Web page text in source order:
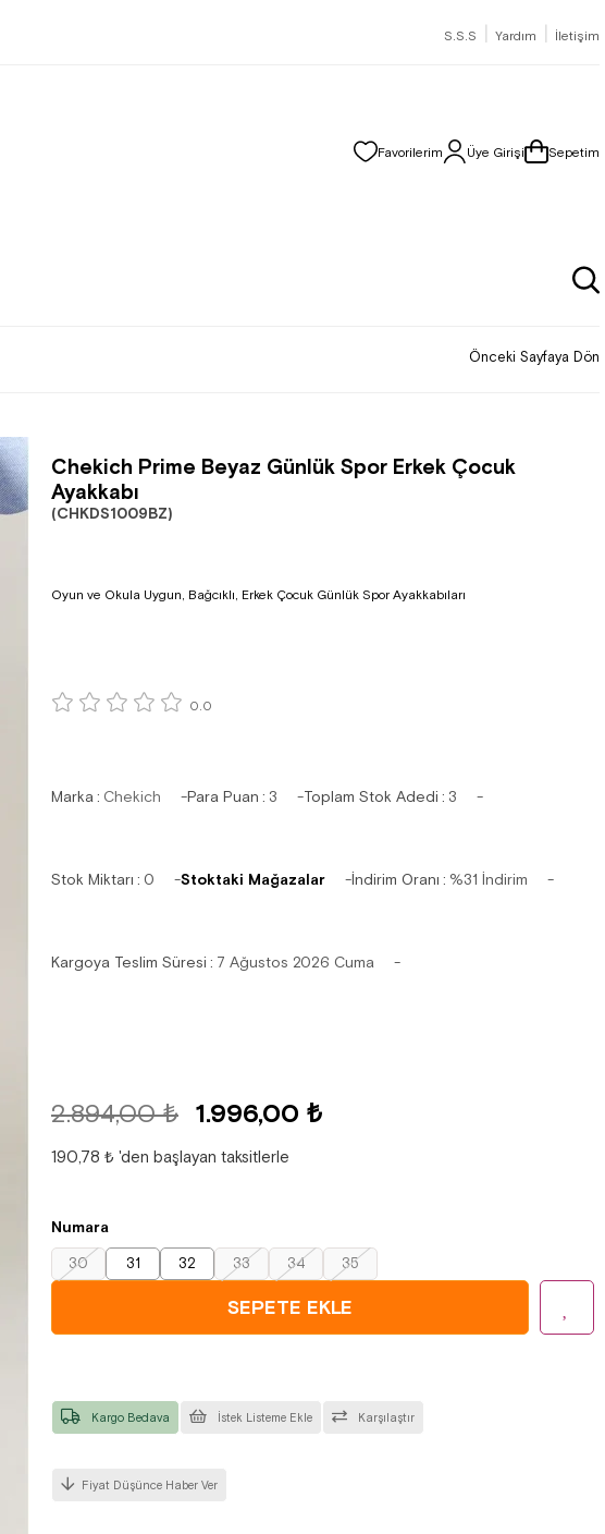
S.S.S | Yardım | İletişim
Favorilerim Üye Girişi Sepetim
Önceki Sayfaya Dön
Chekich Prime Beyaz Günlük Spor Erkek Çocuk
Ayakkabı
(CHKDS1009BZ)
Oyun ve Okula Uygun, Bağcıklı, Erkek Çocuk Günlük Spor Ayakkabıları
0.0
Marka: Chekich Para Puan : 3 Toplam Stok Adedi : 3
Stok Miktarı : 0 Stoktaki Mağazalar İndirim Oranı : %31 İndirim
Kargoya Teslim Süresi : 7 Ağustos 2026 Cuma
2.894,00 ₺ 1.996,00 ₺
190,78 ₺ 'den başlayan taksitlerle
Numara
30 31 32 33 34 35
İstek Listeme Ekle Karşılaştır
Fiyat Düşünce Haber Ver
Kargo Bedava